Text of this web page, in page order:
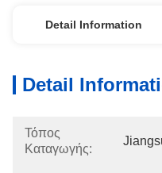
Detail Information
Detail
Τόπος
Καταγωγής: